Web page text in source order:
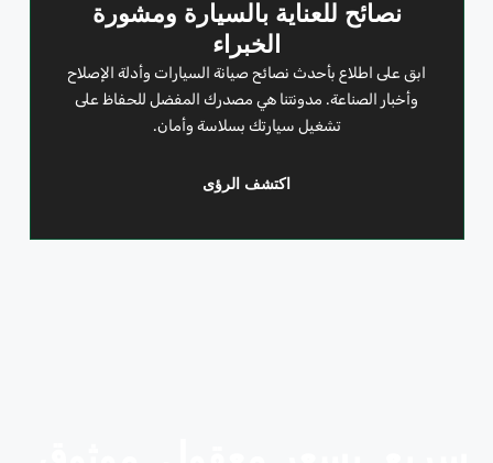
نصائح للعناية بالسيارة ومشورة
الخبراء
ابق على اطلاع بأحدث نصائح صيانة السيارات وأدلة الإصلاح
وأخبار الصناعة. مدونتنا هي مصدرك المفضل للحفاظ على
تشغيل سيارتك بسلاسة وأمان.
اكتشف الرؤى